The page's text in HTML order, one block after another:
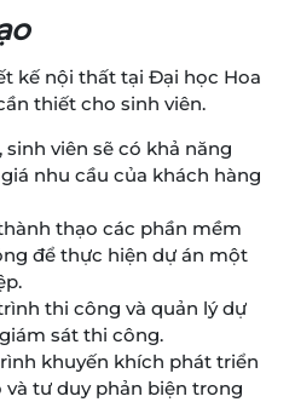
kế nội thất tại Đại học Hoa
thiết cho sinh viên.
viên sẽ có khả năng
nhu cầu của khách hàng
thạo các phần mềm
để thực hiện dự án một
thi công và quản lý dự
sát thi công.
khuyến khích phát triển
và tư duy phản biện trong